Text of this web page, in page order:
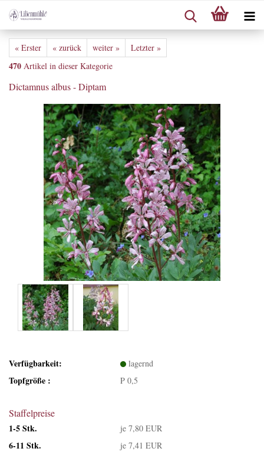
« Erster « zurück weiter » Letzter »
470 Artikel in dieser Kategorie
Dictamnus albus - Diptam
Verfügbarkeit: lagernd
Topfgröße : P 0,5
Staffelpreise
1-5 Stk.
je 7,80 EUR
6-11 Stk. je 7,41 EUR